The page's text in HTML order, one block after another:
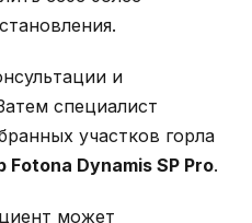
и
специалист
участков горла
Fotona Dynamis SP Pro.
может